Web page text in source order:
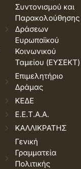
Συντονισμού και
Παρακολούθησης
Δράσεων
Ευρωπαϊκού
Κοινωνικού
Ταμείου (ΕΥΣΕΚΤ)
Επιμελητήριο
Δράμας
ΚΕΔΕ
Ε.Ε.Τ.Α.Α.
ΚΑΛΛΙΚΡΑΤΗΣ
Γενική
Γραμματεία
Πολιτικής